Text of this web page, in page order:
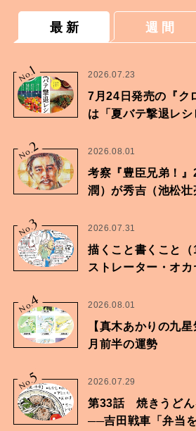
最 新 週 間
No.
1 2026.07.23
7月24日発売の『ク
は「夏バテ撃退レシ
No.2 2026.08.01
考察『豊臣兄弟！
潤）が秀吉（池松
No.
3 2026.07.31
描くこと書くこと
ストレーター・オ
No.
4 2026.08.01
【真木あかりの九
月前半の運勢
No.
5 2026.07.29
第33話 焼きうどん
──吉田戦車「弁当を